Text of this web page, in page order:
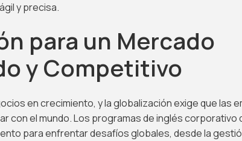
y precisa.
para un Mercado
y Competitivo
en crecimiento, y la globalización exige que las
con el mundo. Los programas de inglés corporativo
para enfrentar desafíos globales, desde la